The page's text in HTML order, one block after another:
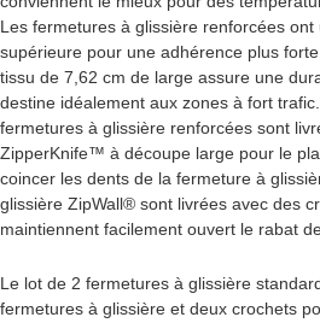
Les fermetures à glissière renforcées
supérieure pour une adhérence plus
tissu de 7,62 cm de large assure une
destine idéalement aux zones à fort
fermetures à glissière renforcées sont
ZipperKnife™ à découpe large pour le
coincer les dents de la fermeture à
glissière ZipWall® sont livrées avec des
maintiennent facilement ouvert le rabat
Le lot de 2 fermetures à glissière
fermetures à glissière et deux crochets